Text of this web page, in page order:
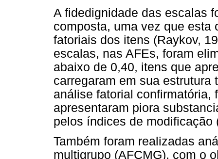
A fidedignidade das escalas
composta, uma vez que esta
fatoriais dos itens (Raykov,
escalas, nas AFEs, foram
abaixo de 0,40, itens que
carregaram em sua estrutura
análise fatorial confirmatória,
apresentaram piora
pelos índices de modificação
Também foram realizadas
multigrupo (AFCMG), com o